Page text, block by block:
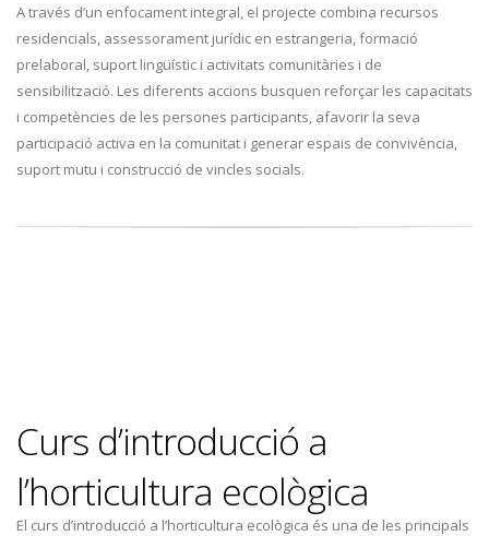
A través d’un enfocament integral, el projecte combina recursos
residencials, assessorament jurídic en estrangeria, formació
prelaboral, suport lingüístic i activitats comunitàries i de
sensibilització. Les diferents accions busquen reforçar les capacitats
i competències de les persones participants, afavorir la seva
participació activa en la comunitat i generar espais de convivència,
suport mutu i construcció de vincles socials.
Curs d’introducció a
l’horticultura ecològica
El curs d’introducció a l’horticultura ecològica és una de les principals